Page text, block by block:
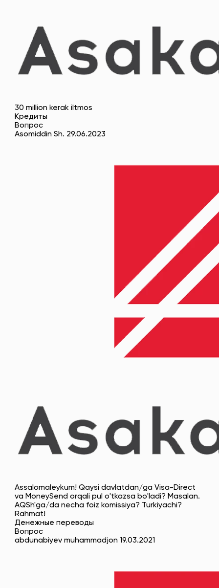
30 million kerak iltmos
Кредиты
Вопрос
Asomiddin Sh. 29.06.2023
Assalomaleykum! Qaysi davlatdan/ga Visa-Direct
va MoneySend orqali pul o'tkazsa bo'ladi? Masalan.
AQSh'ga/da necha foiz komissiya? Turkiyachi?
Rahmat!
Денежные переводы
Вопрос
abdunabiyev muhammadjon 19.03.2021